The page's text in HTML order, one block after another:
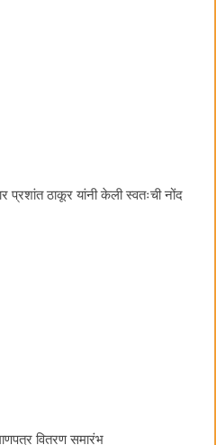
ठाकूर यांनी केली स्वतःची नोंद
वितरण समारंभ